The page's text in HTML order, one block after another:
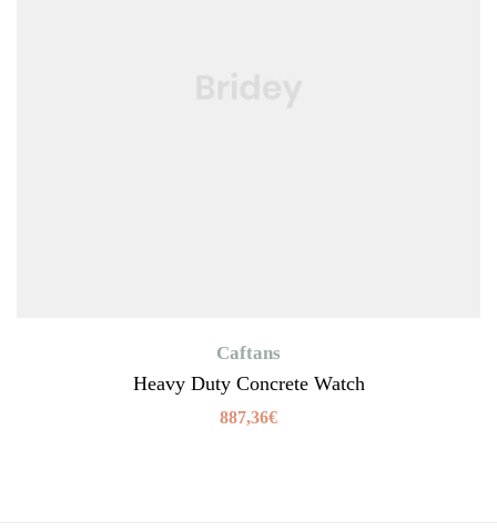
Caftans
Heavy Duty Concrete Watch
887,36€